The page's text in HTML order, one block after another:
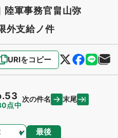
陸軍事務官畠山弥
外支給ノ件
URIをコピー
点中
次の件名 末尾
最後